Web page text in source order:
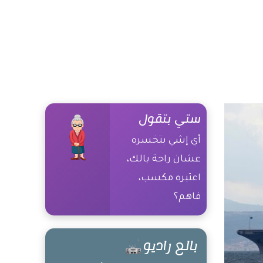
ستي بتقول
أي إشي بتخسره
عشان راحة بالك،
اعتبره مكسب،
فاهم؟
بالع راديو